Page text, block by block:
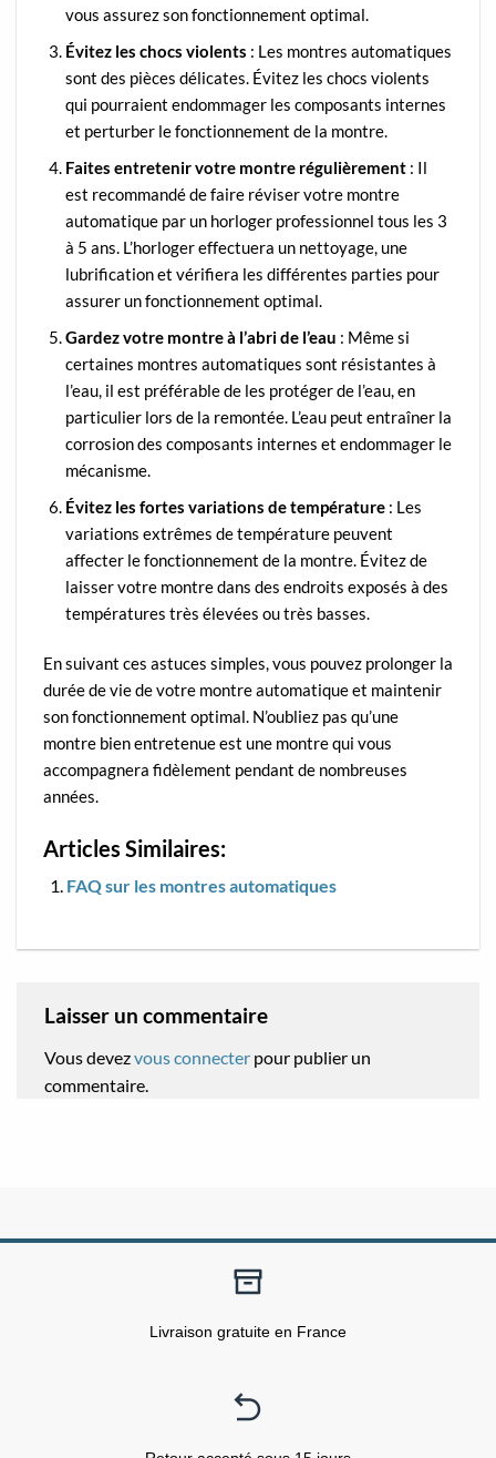
vous assurez son fonctionnement optimal.
Évitez les chocs violents : Les montres automatiques
sont des pièces délicates. Évitez les chocs violents
qui pourraient endommager les composants internes
et perturber le fonctionnement de la montre.
Faites entretenir votre montre régulièrement: Il
est recommandé de faire réviser votre montre
automatique par un horloger professionnel tous les 3
à 5 ans. L’horloger effectuera un nettoyage, une
lubrification et vérifiera les différentes parties pour
assurer un fonctionnement optimal.
Gardez votre montre à l’abri de l’eau : Même si
certaines montres automatiques sont résistantes à
l’eau, il est préférable de les protéger de l’eau, en
particulier lors de la remontée. L’eau peut entraîner la
corrosion des composants internes et endommager le
mécanisme.
Évitez les fortes variations de température: Les
variations extrêmes de température peuvent
affecter le fonctionnement de la montre. Évitez de
laisser votre montre dans des endroits exposés à des
températures très élevées ou très basses.
En suivant ces astuces simples, vous pouvez prolonger la
durée de vie de votre montre automatique et maintenir
son fonctionnement optimal. N’oubliez pas qu’une
montre bien entretenue est une montre qui vous
accompagnera fidèlement pendant de nombreuses
années.
Articles Similaires:
FAQ sur les montres automatiques
Laisser un commentaire
Vous devezvous connecter pour publier un
commentaire.
Livraison gratuite en France